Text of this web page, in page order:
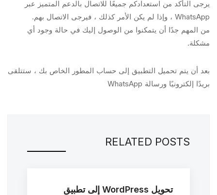
يرجى التأكد من استعدادكم جميعًا للاتصال بالدعم المتميز عبر
WhatsApp ، وإذا لم يكن الأمر كذلك ، فيرجى الاتصال بهم.
من المهم جدًا أن يتمكنوا من الوصول إليك في حالة وجود أي
مشكلة.
بعد أن يتم تحميل التطبيق إلى حساب المطور الخاص بك ، ستتلقى
بريدًا إلكترونيًا ورسالة WhatsApp
RELATED POSTS
تحويل WordPress إلى تطبيق